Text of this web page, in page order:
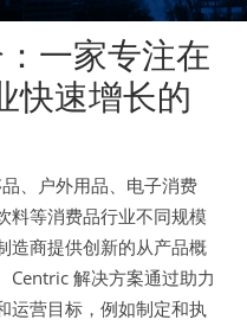
一家专注在
快速增长的
、户外用品、电子消费
料等消费品行业不同规模
造商提供创新的从产品概
Centric 解决方案通过助力
运营目标，例如制定和执